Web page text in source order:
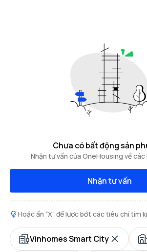
Chưa có bất động sản
Nhận tư vấn của OneHousing về
Nhận tư vấn
Hoặc ấn “X” để lược bớt các tiêu chí tìm
Vinhomes Smart City